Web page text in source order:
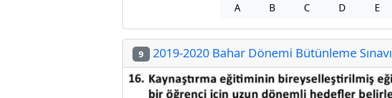
A B C D E
9 2019-2020 Bahar Dönemi Bütünleme Sınavı